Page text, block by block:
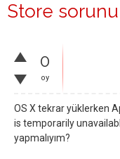
Store sorunu
0
oy
OS X tekrar yüklerken
is temporarily
yapmalıyım?